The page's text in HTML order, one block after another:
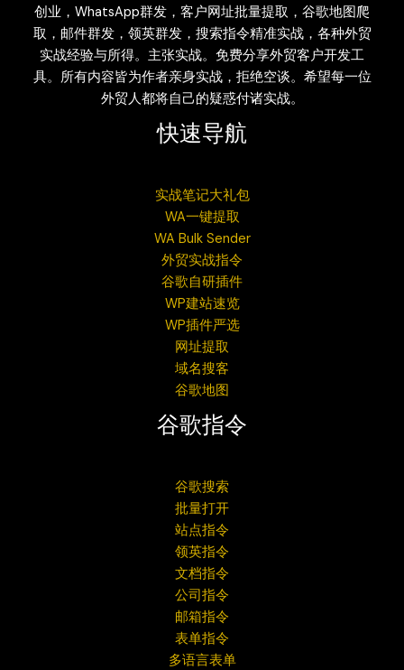
创业，WhatsApp群发，客户网址批量提取，谷歌地图爬
取，邮件群发，领英群发，搜索指令精准实战，各种外贸
实战经验与所得。主张实战。免费分享外贸客户开发工
具。所有内容皆为作者亲身实战，拒绝空谈。希望每一位
外贸人都将自己的疑惑付诸实战。
快速导航
实战笔记大礼包
WA一键提取
WA Bulk Sender
外贸实战指令
谷歌自研插件
WP建站速览
WP插件严选
网址提取
域名搜客
谷歌地图
谷歌指令
谷歌搜索
批量打开
站点指令
领英指令
文档指令
公司指令
邮箱指令
表单指令
多语言表单